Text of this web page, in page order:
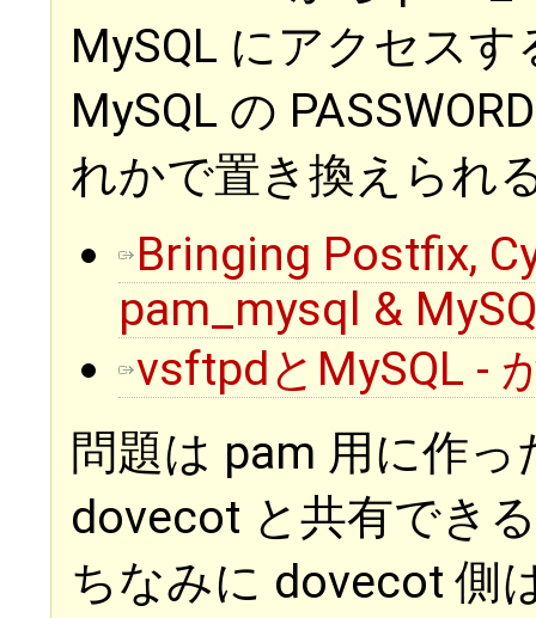
MySQL にアクセス
MySQL の
れかで置き換えられ
Bringing Postfix,
pam_mysql &
vsftpdとMySQL -
問題は pam 用に作っ
dovecot と共有でき
ちなみに dovecot 側